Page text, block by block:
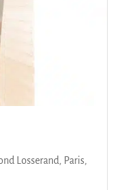
Losserand, Paris,